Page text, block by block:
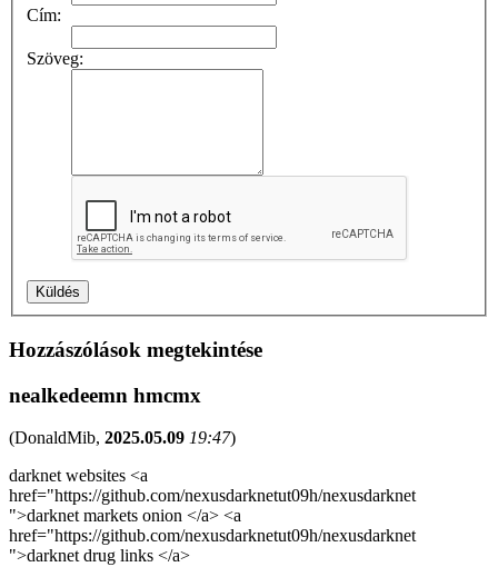
Cím:
Szöveg:
Hozzászólások megtekintése
nealkedeemn hmcmx
(DonaldMib, 2025.05.09 19:47)
darknet websites <a
href="https://github.com/nexusdarknetut09h/nexusdarknet
">darknet markets onion </a> <a
href="https://github.com/nexusdarknetut09h/nexusdarknet
">darknet drug links </a>